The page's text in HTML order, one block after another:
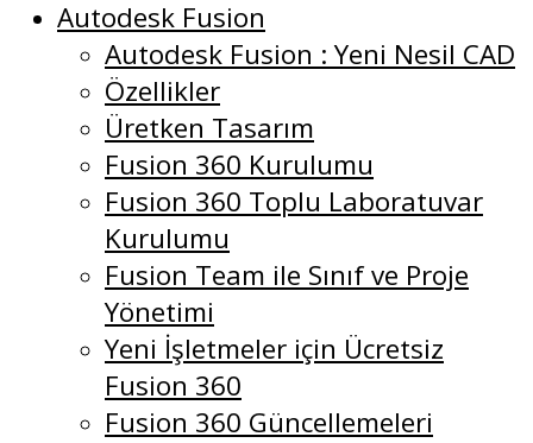
Autodesk Fusion
Autodesk Fusion : Yeni Nesil CAD
Özellikler
Üretken Tasarım
Fusion 360 Kurulumu
Fusion 360 Toplu Laboratuvar
Kurulumu
Fusion Team ile Sınıf ve Proje
Yönetimi
Yeni İşletmeler için Ücretsiz
Fusion 360
Fusion 360 Güncellemeleri